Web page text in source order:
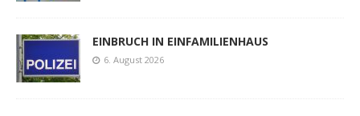
EINBRUCH IN EINFAMILIENHAUS
6. August 2026